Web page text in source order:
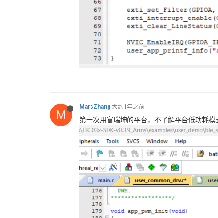
M
MarsZhang 大约1年之前
第一次用富瑞坤的平台，不了解平台低功耗